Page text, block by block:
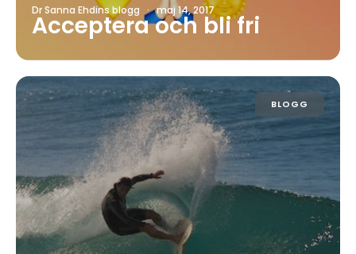
Dr Sanna Ehdins blogg · maj 14, 2017
Acceptera och bli fri
BLOGG